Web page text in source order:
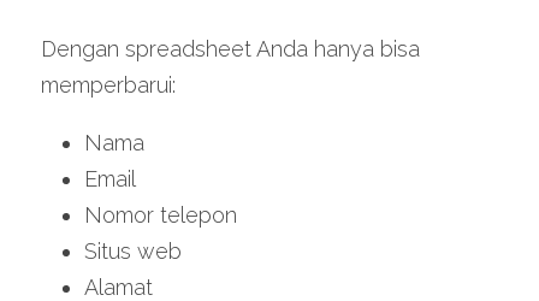
Dengan spreadsheet Anda hanya bisa
memperbarui:
Nama
Email
Nomor telepon
Situs web
Alamat